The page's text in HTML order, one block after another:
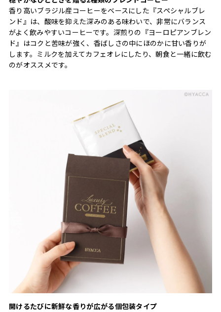
香り高いブラジル産コーヒーをベースにした『スペシャルブレ
ンド』は、酸味を抑えた深みのある味わいで、非常にバランス
がよく飲みやすいコーヒーです。深煎りの『ヨーロピアンブレン
ド』はコクと苦味が強く、香ばしさの中にほのかに甘い香りが
します。ミルクを加えてカフェオレにしたり、朝食と一緒に飲む
のがオススメです。
開けるたびに新鮮な香りが広がる個包装タイプ